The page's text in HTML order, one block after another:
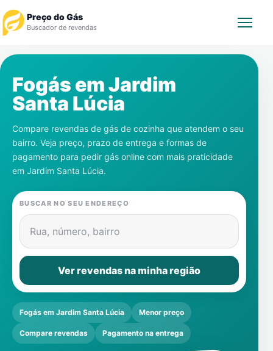
Preço do Gás
Buscador de revendas
Revendedor
Notícias
Cadastre-se
Gás
Contatos
Fogás emJardim
Santa Lúcia
Compare revendas de gás de cozinha que atendem o seu
bairro. Veja preço, prazo de entrega e formas de
pagamento para pedir gás online com mais praticidade
em Jardim Santa Lúcia.
BUSCAR NO SEU ENDEREÇO
Rua, número, bairro
Ver revendas na minha região
Fogás em Jardim Santa Lúcia Menor preço
Compare revendas Pagamento na entrega